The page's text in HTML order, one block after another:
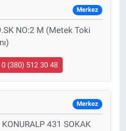
Merkez
NO:2 M (Metek Toki
0 (380) 512 30 48
Merkez
431 SOKAK